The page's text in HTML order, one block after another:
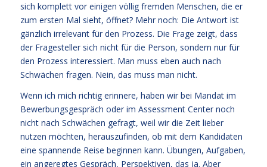
sich komplett vor einigen völlig fremden Menschen, die er
zum ersten Mal sieht, öffnet? Mehr noch: Die Antwort ist
gänzlich irrelevant für den Prozess. Die Frage zeigt, dass
der Fragesteller sich nicht für die Person, sondern nur für
den Prozess interessiert. Man muss eben auch nach
Schwächen fragen. Nein, das muss man nicht.
Wenn ich mich richtig erinnere, haben wir bei Mandat im
Bewerbungsgespräch oder im Assessment Center noch
nicht nach Schwächen gefragt, weil wir die Zeit lieber
nutzen möchten, herauszufinden, ob mit dem Kandidaten
eine spannende Reise beginnen kann. Übungen, Aufgaben,
ein angeregtes Gespräch, Perspektiven, das ja. Aber